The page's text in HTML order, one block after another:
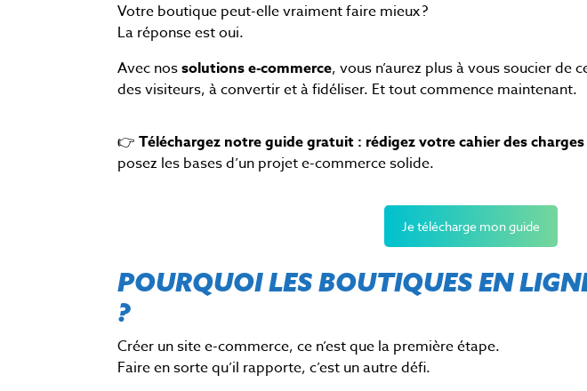
Votre boutique peut-elle vraiment faire mieux ?
La réponse est oui.
Avec nossolutions e-commerce, vous n’aurez plus à vous soucier de
des visiteurs, à convertir et à fidéliser. Et tout commence maintenant.
👉 Téléchargez notre guide gratuit : rédigez votre cahier des
posez les bases d’un projet e-commerce solide.
Je télécharge mon guide
POURQUOI LES BOUTIQUES EN
?
Créer un site e-commerce, ce n’est que la première étape.
Faire en sorte qu’il rapporte, c’est un autre défi.